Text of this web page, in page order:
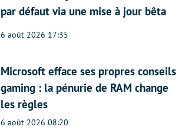
par défaut via une mise à jour bêta
6 août 2026 17:35
Microsoft efface ses propres conseils
gaming : la pénurie de RAM change
les règles
6 août 2026 08:20